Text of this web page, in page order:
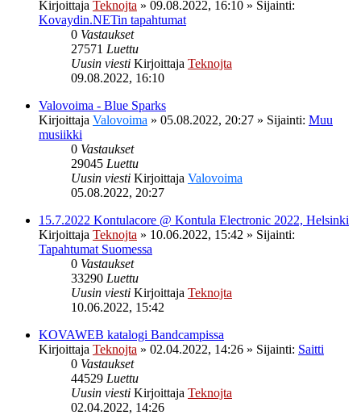
Kirjoittaja Teknojta » 09.08.2022, 16:10 » Sijainti:
Kovaydin.NETin tapahtumat
0 Vastaukset
27571 Luettu
Uusin viesti Kirjoittaja Teknojta
09.08.2022, 16:10
Valovoima - Blue Sparks
Kirjoittaja Valovoima » 05.08.2022, 20:27 » Sijainti: Muu
musiikki
0 Vastaukset
29045 Luettu
Uusin viesti Kirjoittaja Valovoima
05.08.2022, 20:27
15.7.2022 Kontulacore @ Kontula Electronic 2022, Helsinki
Kirjoittaja Teknojta » 10.06.2022, 15:42 » Sijainti:
Tapahtumat Suomessa
0 Vastaukset
33290 Luettu
Uusin viesti Kirjoittaja Teknojta
10.06.2022, 15:42
KOVAWEB katalogi Bandcampissa
Kirjoittaja Teknojta » 02.04.2022, 14:26 » Sijainti: Saitti
0 Vastaukset
44529 Luettu
Uusin viesti Kirjoittaja Teknojta
02.04.2022, 14:26